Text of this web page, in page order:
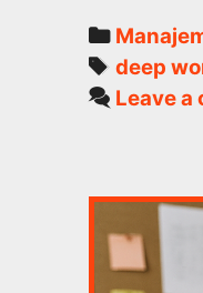
Tags
deep
Leave a